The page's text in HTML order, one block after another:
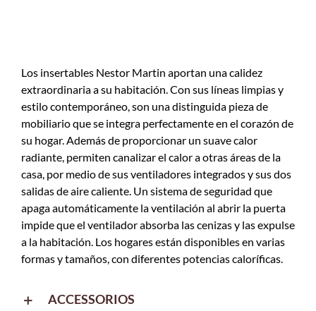
Los insertables Nestor Martin aportan una calidez
extraordinaria a su habitación. Con sus líneas limpias y
estilo contemporáneo, son una distinguida pieza de
mobiliario que se integra perfectamente en el corazón de
su hogar. Además de proporcionar un suave calor
radiante, permiten canalizar el calor a otras áreas de la
casa, por medio de sus ventiladores integrados y sus dos
salidas de aire caliente. Un sistema de seguridad que
apaga automáticamente la ventilación al abrir la puerta
impide que el ventilador absorba las cenizas y las expulse
a la habitación. Los hogares están disponibles en varias
formas y tamaños, con diferentes potencias caloríficas.
ACCESSORIOS